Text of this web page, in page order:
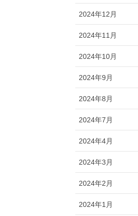
2024年12月
2024年11月
2024年10月
2024年9月
2024年8月
2024年7月
2024年4月
2024年3月
2024年2月
2024年1月